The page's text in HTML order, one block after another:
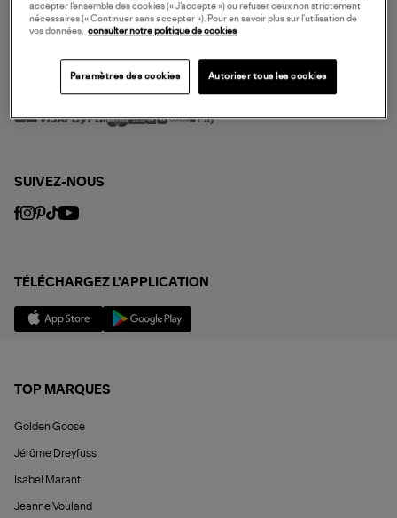
SERVICE CLIENT
MODE DE PAIEMENT
SUIVEZ-NOUS
TÉLÉCHARGEZ L'APPLICATION
TOP MARQUES
Golden Goose
Jérôme Dreyfuss
Isabel Marant
Jeanne Vouland
accepter l’ensemble des cookies (« J’accepte ») ou refuser ceux non strictement
nécessaires (« Continuer sans accepter »). Pour en savoir plus sur l’utilisation de
vos données,
consulter notre politique de cookies
Paramètres des cookies Autoriser tous les cookies